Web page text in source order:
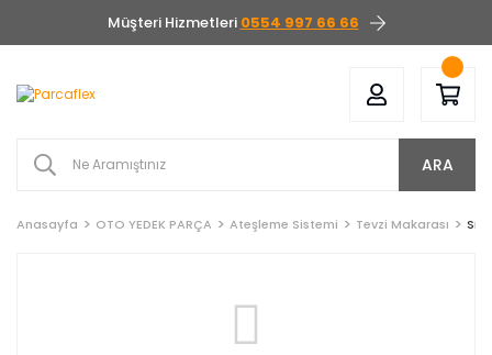
Müşteri Hizmetleri 0554 997 66 66
ARA
Anasayfa OTO YEDEK PARÇA Ateşleme Sistemi Tevzi Makarası